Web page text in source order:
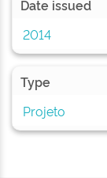
Date issued
2014
Type
Projeto